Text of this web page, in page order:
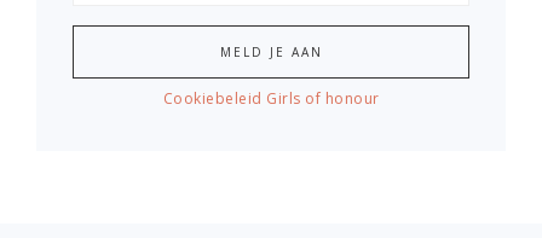
Cookiebeleid Girls of honour